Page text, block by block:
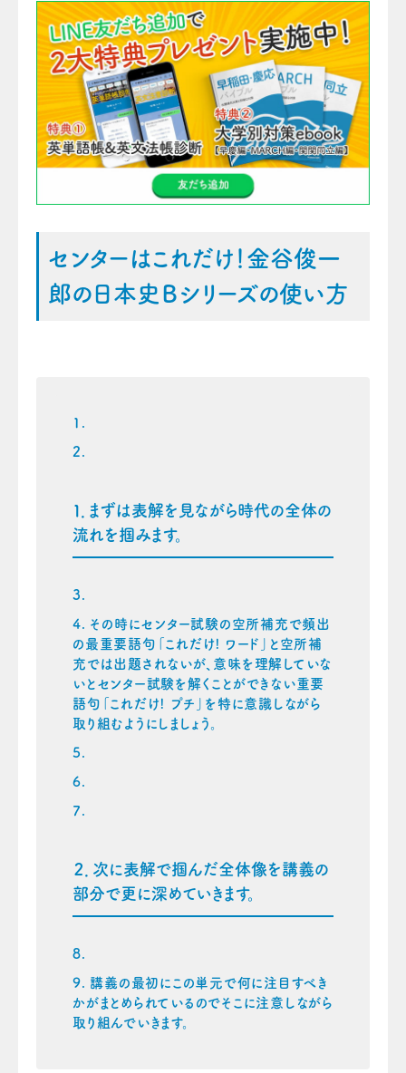
センターはこれだけ！金谷俊一
郎の日本史Ｂシリーズの使い方
１．まずは表解を見ながら時代の全体の
流れを掴みます。
その時にセンター試験の空所補充で頻出
の最重要語句「これだけ! ワード」と空所補
充では出題されないが、意味を理解していな
いとセンター試験を解くことができない重要
語句「これだけ! プチ」を特に意識しながら
取り組むようにしましょう。
２．次に表解で掴んだ全体像を講義の
部分で更に深めていきます。
講義の最初にこの単元で何に注目すべき
かがまとめられているのでそこに注意しながら
取り組んでいきます。